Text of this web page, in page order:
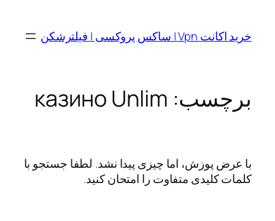
محتواخرید اکانت Vpn | ساکس پروکسی | فیلترشکن
برچسب: казино Unlim
با عرض پوزش، اما چیزی پیدا نشد. لطفا جستجو با
کلمات کلیدی متفاوت را امتحان کنید.